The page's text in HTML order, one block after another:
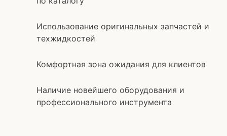
Использование оригинальных запчастей и
техжидкостей
Комфортная зона ожидания для клиентов
Наличие новейшего оборудования и
профессионального инструмента